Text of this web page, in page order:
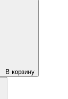
В корзину